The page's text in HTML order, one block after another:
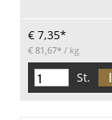
€ 7,35*
€ 81,67* / kg
St.